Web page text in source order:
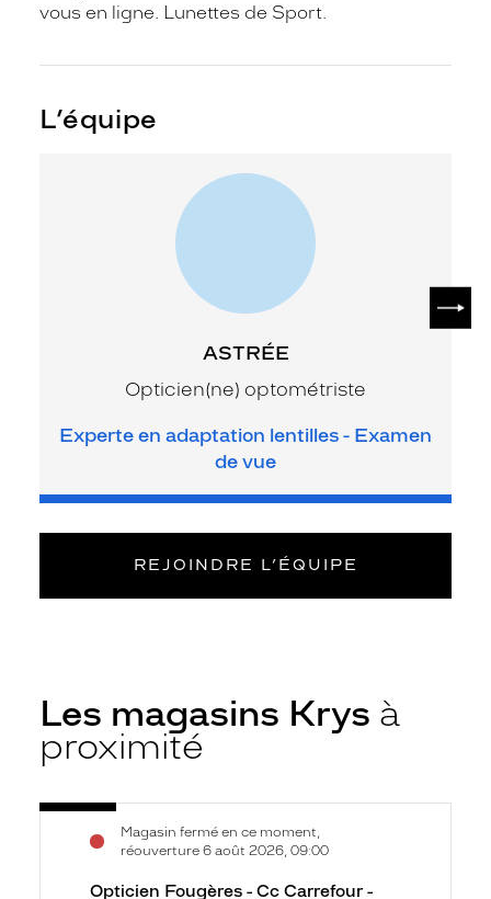
vous en ligne. Lunettes de Sport.
L’équipe
ASTRÉE
Opticien(ne) optométriste
Experte en adaptation lentilles - Examen
de vue
REJOINDRE L’ÉQUIPE
Les magasins Krys à
proximité
Opticien
FougèresMagasin fermé en ce moment,
réouverture 6 août 2026, 09:00
Voir
Opticien Fougères - Cc Carrefour -